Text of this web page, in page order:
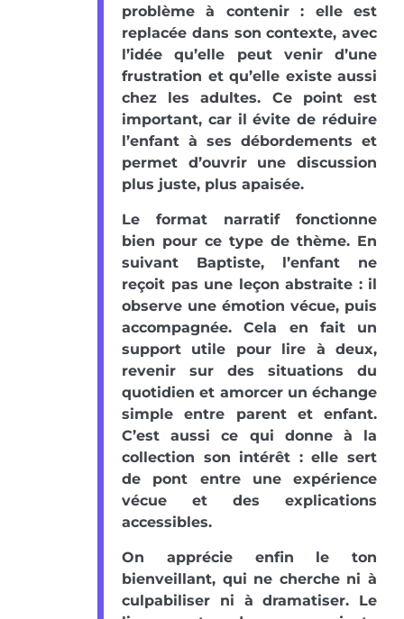
problème à contenir : elle est
replacée dans son contexte, avec
l’idée qu’elle peut venir d’une
frustration et qu’elle existe aussi
chez les adultes. Ce point est
important, car il évite de réduire
l’enfant à ses débordements et
permet d’ouvrir une discussion
plus juste, plus apaisée.
Le format narratif fonctionne
bien pour ce type de thème. En
suivant Baptiste, l’enfant ne
reçoit pas une leçon abstraite : il
observe une émotion vécue, puis
accompagnée. Cela en fait un
support utile pour lire à deux,
revenir sur des situations du
quotidien et amorcer un échange
simple entre parent et enfant.
C’est aussi ce qui donne à la
collection son intérêt : elle sert
de pont entre une expérience
vécue et des explications
accessibles.
On apprécie enfin le ton
bienveillant, qui ne cherche ni à
culpabiliser ni à dramatiser. Le